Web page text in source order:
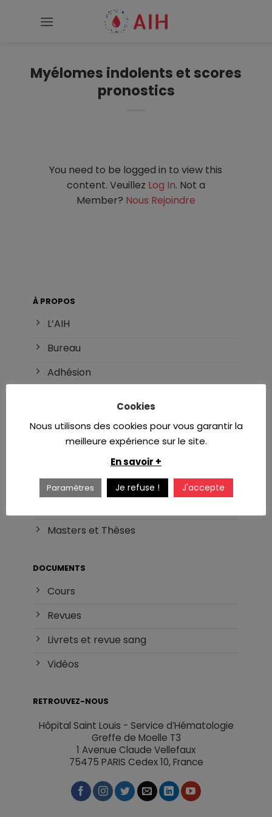
Myélomes indolents et scores
pronostics
You need to be logged in to view this
content. Veuillez Log In. Not a
Member? Nous Rejoindre
À PROPOS
L’AIH
Bureau
Adhésion
DES d’hématologie
Réforme du DES
Masters et Thèses
DOCUMENTS
Cours
Revues
Livrets et revue sang
Vidéos
RETROUVEZ-NOUS
Hôpital Saint Louis - Service d’Hématologie
Greffe de Moelle T3
1 Avenue Claude Vellefaux
75475 PARIS Cedex 10, France
Cookies
Nous utilisons des cookies pour vous garantir la
meilleure expérience sur le site.
En savoir +
Paramètres Je refuse ! J'accepte